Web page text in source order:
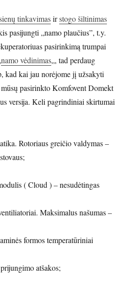
tinkavimasirstogo šiltinimas
pasijungti „namo plaučius”, t.y.
pasirinkimą trumpai
namo vėdinimas„, tad perdaug
kad kai jau norėjome jį užsakyti
pasirinkto Komfovent Domekt
versija. Keli pagrindiniai skirtumai
Rotoriaus greičio valdymas –
( Cloud ) – nesudėtingas
Maksimalus našumas –
formos temperatūriniai
atšakos;